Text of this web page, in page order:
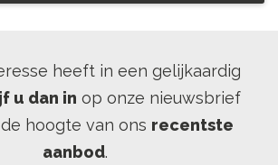
heeft in een gelijkaardig
u dan in op onze nieuwsbrief
hoogte van ons recentste
aanbod.